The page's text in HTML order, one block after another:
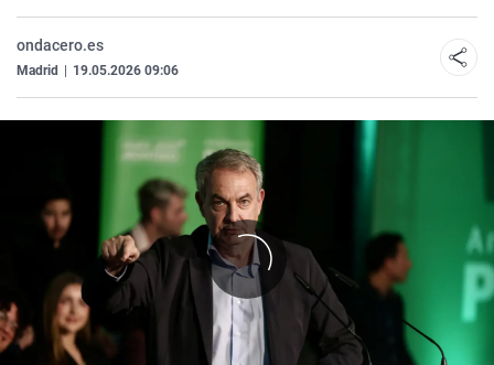
ondacero.es
Madrid 19.05.2026 09:06